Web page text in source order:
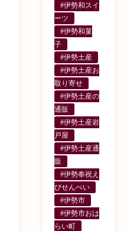
#伊勢和スイ
ーツ
#伊勢和菓
子
#伊勢土産
#伊勢土産お
取り寄せ
#伊勢土産の
通販
#伊勢土産岩
戸屋
#伊勢土産通
販
#伊勢奉祝え
びせんべい
#伊勢市
#伊勢市おは
らい町